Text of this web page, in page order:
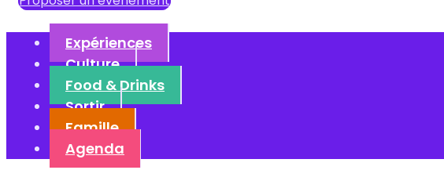
Expériences
Culture
Food & Drinks
Sortir
Famille
Agenda